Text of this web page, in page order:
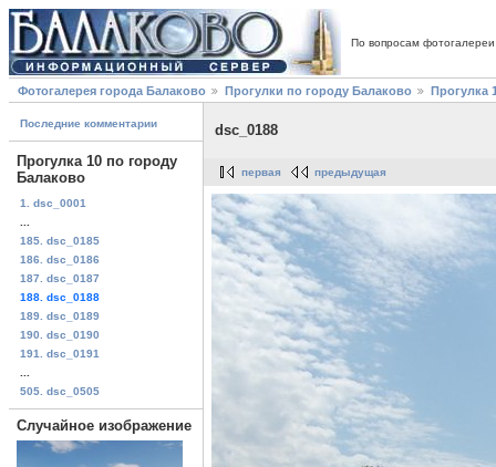
По вопросам
Фотогалерея города Балаково Прогулки по городу Балаково Прогулка
Последние комментарии
Прогулка 10 по городу
Балаково
1. dsc_0001
185. dsc_0185
186. dsc_0186
187. dsc_0187
188. dsc_0188
189. dsc_0189
190. dsc_0190
191. dsc_0191
505. dsc_0505
Случайное изображение
dsc_0188
первая предыдущая